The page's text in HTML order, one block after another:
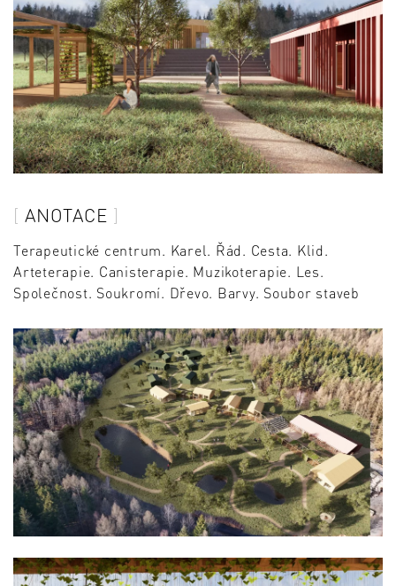
ANOTACE
Terapeutické centrum. Karel. Řád. Cesta. Klid.
Arteterapie. Canisterapie. Muzikoterapie. Les.
Společnost. Soukromí. Dřevo. Barvy. Soubor staveb